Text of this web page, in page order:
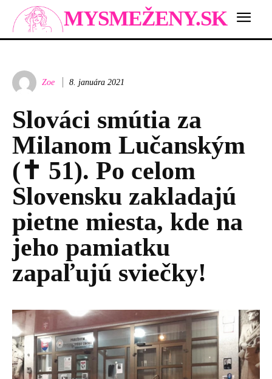
MYSMEŽENY.SK
Zoe 8. januára 2021
Slováci smútia za
Milanom Lučanským
(✝ 51). Po celom
Slovensku zakladajú
pietne miesta, kde na
jeho pamiatku
zapaľujú sviečky!